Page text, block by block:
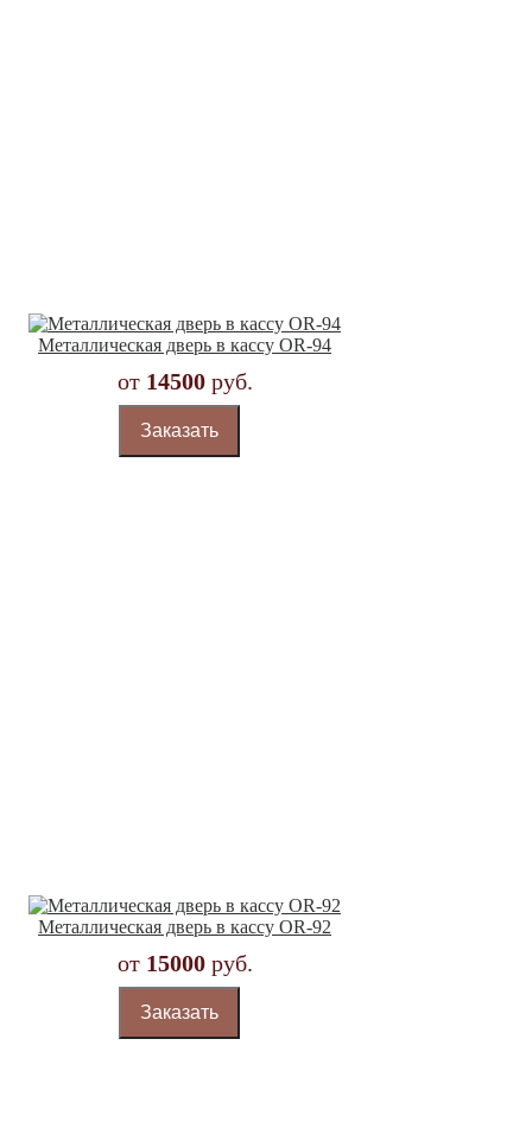
Металлическая дверь в кассу OR-94
от 14500руб.
Заказать
Металлическая дверь в кассу OR-92
от 15000руб.
Заказать